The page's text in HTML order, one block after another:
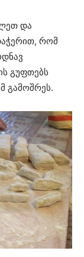
და
რომ
გუფთებს
გამოშრეს.